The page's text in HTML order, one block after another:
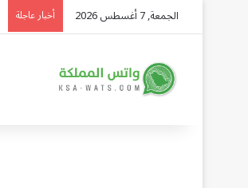
الجمعة, 7 أغسطس 2026 أخبار عاجلة